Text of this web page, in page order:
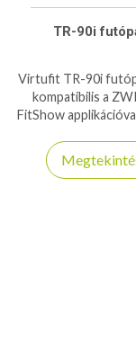
TR-90i
Virtufit TR-90i
kompatibilis a
FitShow